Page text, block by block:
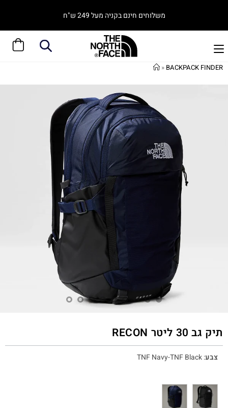
משלוחים חינם בקניה מעל 249 ש"ח
» BACKPACK FINDER
תיק גב 30 ליטר RECON
צבע:
TNF Navy-TNF Black